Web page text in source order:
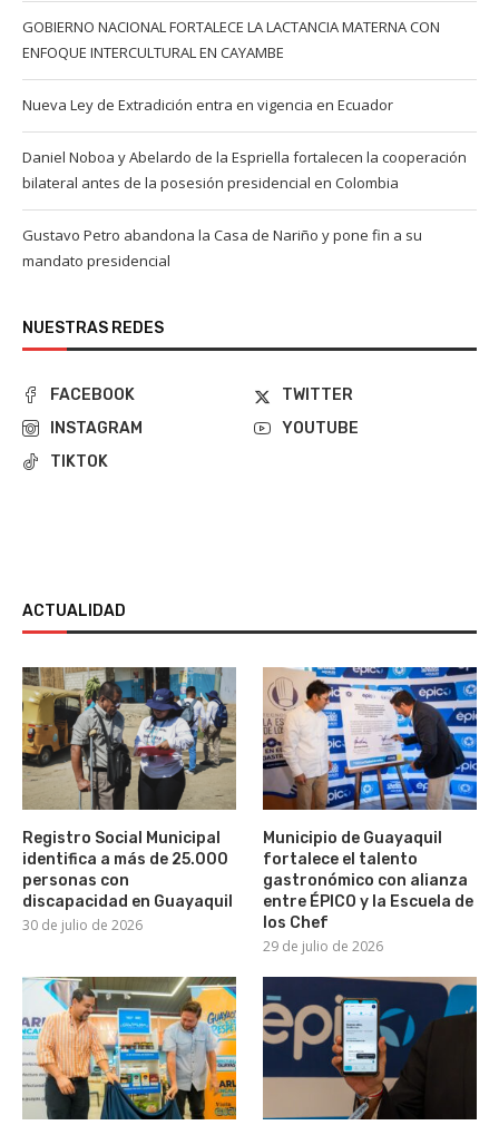
GOBIERNO NACIONAL FORTALECE LA LACTANCIA MATERNA CON
ENFOQUE INTERCULTURAL EN CAYAMBE
Nueva Ley de Extradición entra en vigencia en Ecuador
Daniel Noboa y Abelardo de la Espriella fortalecen la cooperación
bilateral antes de la posesión presidencial en Colombia
Gustavo Petro abandona la Casa de Nariño y pone fin a su
mandato presidencial
NUESTRAS REDES
FACEBOOK
TWITTER
INSTAGRAM
YOUTUBE
TIKTOK
ACTUALIDAD
Registro Social Municipal
identifica a más de 25.000
personas con
discapacidad en Guayaquil
30 de julio de 2026
Municipio de Guayaquil
fortalece el talento
gastronómico con alianza
entre ÉPICO y la Escuela de
los Chef
29 de julio de 2026